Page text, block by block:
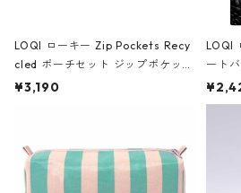
LOQI ローキー Zip Pockets Recy
cled ポーチセット ジップポケット
ファスナーポーチ 撥水加工 トラベ
ーガンディー、オフホワイト
¥3,190
LOQI
ート
大き